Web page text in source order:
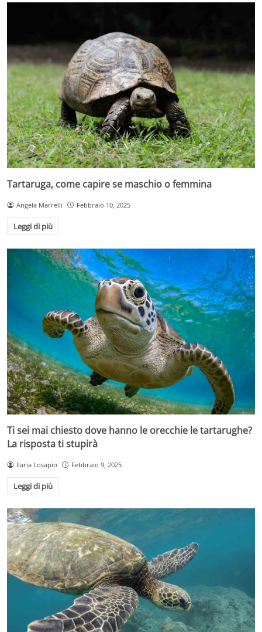
Tartaruga, come capire se maschio o femmina
Angela Marrelli Febbraio 10, 2025
Leggi di più
Ti sei mai chiesto dove hanno le orecchie le tartarughe?
La risposta ti stupirà
Ilaria Losapio Febbraio 9, 2025
Leggi di più